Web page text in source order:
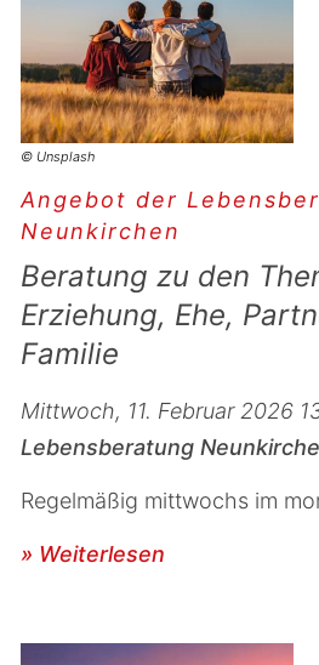
© Unsplash
Angebot der
Neunkirchen
Beratung zu den
Erziehung, Ehe,
Familie
Mittwoch, 11. Februar 2026
Lebensberatung
Regelmäßig mittwochs im
» Weiterlesen